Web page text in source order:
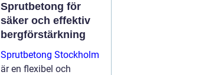
Sprutbetong för
säker och effektiv
bergförstärkning
Sprutbetong Stockholm
är en flexibel och